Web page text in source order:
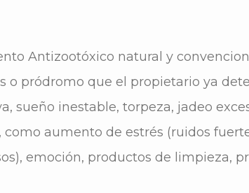
Antizootóxico natural y
o pródromo que el propietario ya
sueño inestable, torpeza, jadeo
aumento de estrés (ruidos
emoción, productos de limpieza,